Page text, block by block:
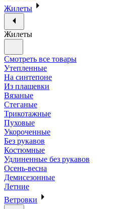
Жилеты
Жилеты
Смотреть все товары
Утепленные
На синтепоне
Из плащевки
Вязаные
Стеганые
Трикотажные
Пуховые
Укороченные
Без рукавов
Костюмные
Удлиненные без рукавов
Осень-весна
Демисезонные
Летние
Ветровки